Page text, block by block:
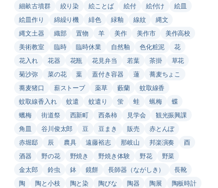
細畝古墳群
絞り染 絵ことば 絵付 絵付け
絵皿
絵皿作り
綿繰り機 緋色 緑釉 線紋
縄文
縄文土器
織部 置物 羊 美作 美作市
美作高校
美術教室
臨時 臨時休業 自然釉 色化粧泥
花
花入れ
花器 花瓶 花見弁当 若葉 茶掛
草花
菊沙弥
菜の花 葉 蓋付き容器 蓮
蕎麦ちょこ
蕎麦猪口
薪ストーブ 薬草 藪蘭
蚊取線香
蚊取線香入れ
蚊遣 蚊遣り 蛍 蛙 蝋梅
蝶
蠟梅
街道祭 西新町 西条柿 見学会
観光振興課
角皿
谷川俊太郎 豆 豆まき 販売
赤とんぼ
赤堀邸
辰 農具 遠藤裕志 那岐山 邦楽演奏
酉
酒器
野の花 野焼き 野焼き体験 野花
野菜
金太郎
鈴虫 鉢 鏡餅 長師器（ながしき）
長靴
陶
陶と小枝 陶と染 陶びな 陶器 陶展
陶板時計